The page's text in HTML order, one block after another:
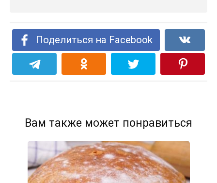
Поделиться на Facebook
Вам также может понравиться